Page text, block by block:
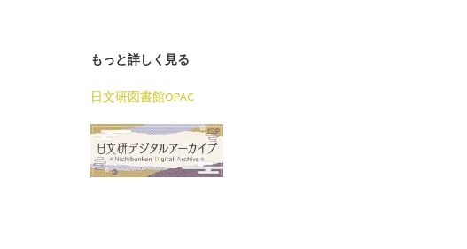
ー
もっと詳しく見る
日文研図書館OPAC